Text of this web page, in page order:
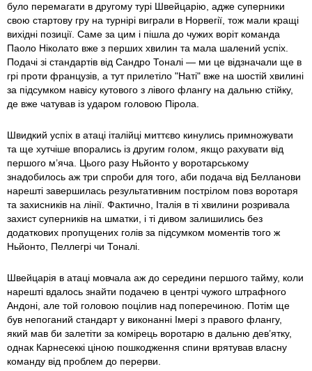
було перемагати в другому турі Швейцарію, адже суперники
свою стартову гру на турнірі виграли в Норвегії, тож мали кращі
вихідні позиції. Саме за цим і пішла до чужих воріт команда
Паоло Ніколато вже з перших хвилин та мала шалений успіх.
Подачі зі стандартів від Сандро Тоналі — ми це відзначали ще в
грі проти французів, а тут прилетіло "Наті" вже на шостій хвилині
за підсумком навісу кутового з лівого флангу на дальню стійку,
де вже чатував із ударом головою Пірола.
Швидкий успіх в атаці італійці миттєво кинулись примножувати
та ще хутчіше впорались із другим голом, якщо рахувати від
першого м’яча. Цього разу Ньйонто у воротарському
знадобилось аж три спроби для того, аби подача від Белланови
нарешті завершилась результативним пострілом повз воротаря
та захисників на лінії. Фактично, Італія в ті хвилини розривала
захист суперників на шматки, і ті дивом залишились без
додаткових пропущених голів за підсумком моментів того ж
Ньйонто, Пеллегрі чи Тоналі.
Швейцарія в атаці мовчала аж до середини першого тайму, коли
нарешті вдалось знайти подачею в центрі чужого штрафного
Андоні, але той головою поцілив над поперечиною. Потім ще
був непоганий стандарт у виконанні Імері з правого флангу,
який мав би залетіти за комірець воротарю в дальню дев’ятку,
однак Карнесеккі ціною пошкодження спини врятував власну
команду від проблем до перерви.